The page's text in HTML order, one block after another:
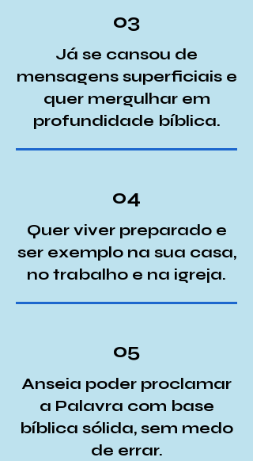
03
Já se cansou de
mensagens superficiais e
quer mergulhar em
profundidade bíblica.
04
Quer viver preparado e
ser exemplo na sua casa,
no trabalho e na igreja.
05
Anseia poder proclamar
a Palavra com base
bíblica sólida, sem medo
de errar.